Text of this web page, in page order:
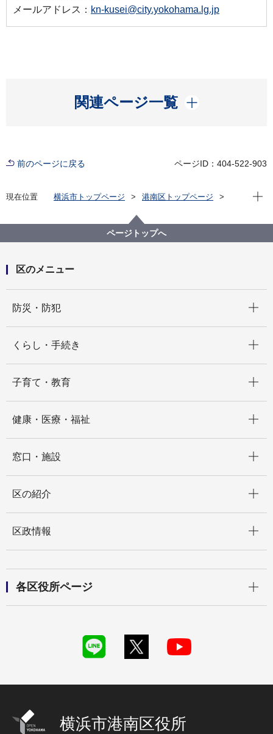
メールアドレス： kn-kusei@city.yokohama.lg.jp
関連ページ一覧
開く
前のページに戻る ページID：404-522-903
現在位置 横浜市トップページ
港南区トップページ
現在
ページトップへ
区のメニュー
防災・防犯
くらし・手続き
子育て・教育
健康・医療・福祉
窓口・施設
区の紹介
区政情報
各区役所ページ
横浜市港南区役所